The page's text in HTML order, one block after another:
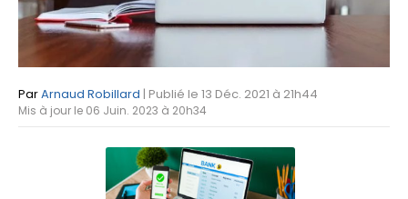
ParArnaud Robillard | Publié le 13 Déc. 2021 à 21h44
Mis à jour le 06 Juin. 2023 à 20h34